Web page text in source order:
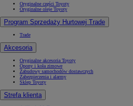
Oryginalne części Toyoty
Oryginalne oleje Toyoty
Program Sprzedaży Hurtowej Trade
Trade
Akcesoria
Oryginalne akcesoria Toyoty
Opony i koła zimowe
Zabudowy samochodów dostawczych
Zabezpieczenia i alarmy
Sklep Toyoty
Strefa klienta